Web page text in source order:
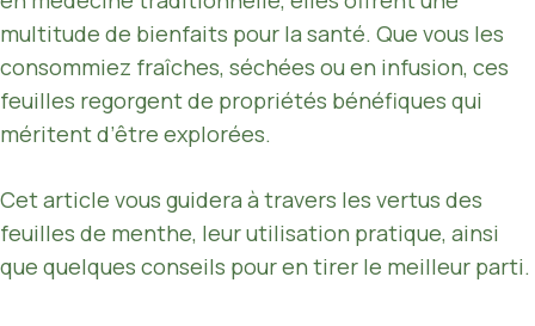
multitude de bienfaits pour la santé. Que vous les
consommiez fraîches, séchées ou en infusion, ces
feuilles regorgent de propriétés bénéfiques qui
méritent d’être explorées.
Cet article vous guidera à travers les vertus des
feuilles de menthe, leur utilisation pratique, ainsi
que quelques conseils pour en tirer le meilleur parti.